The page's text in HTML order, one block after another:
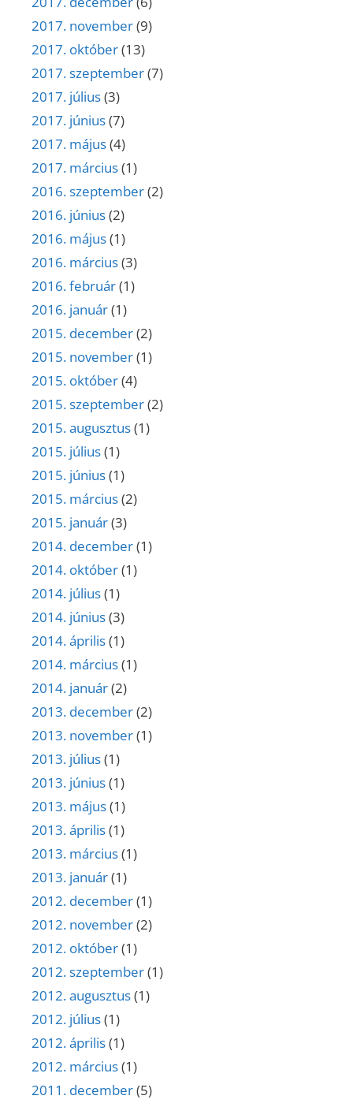
2017. november(9)
2017. október(13)
2017. szeptember(7)
2017. július(3)
2017. június(7)
2017. május(4)
2017. március(1)
2016. szeptember(2)
2016. június(2)
2016. május(1)
2016. március(3)
2016. február(1)
2016. január(1)
2015. december(2)
2015. november(1)
2015. október(4)
2015. szeptember(2)
2015. augusztus(1)
2015. július(1)
2015. június(1)
2015. március(2)
2015. január(3)
2014. december(1)
2014. október(1)
2014. július(1)
2014. június(3)
2014. április(1)
2014. március(1)
2014. január(2)
2013. december(2)
2013. november(1)
2013. július(1)
2013. június(1)
2013. május(1)
2013. április(1)
2013. március(1)
2013. január(1)
2012. december(1)
2012. november(2)
2012. október(1)
2012. szeptember(1)
2012. augusztus(1)
2012. július(1)
2012. április(1)
2012. március(1)
2011. december(5)